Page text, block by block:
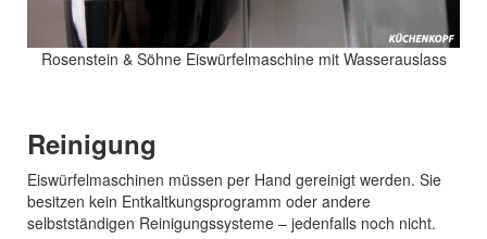
Rosenstein & Söhne Eiswürfelmaschine mit Wasserauslass
Reinigung
Eiswürfelmaschinen müssen per Hand gereinigt werden. Sie
besitzen kein Entkaltkungsprogramm oder andere
selbstständigen Reinigungssysteme – jedenfalls noch nicht.